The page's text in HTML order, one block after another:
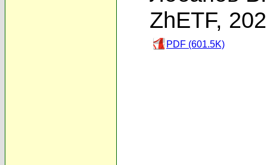
ZhETF,
PDF (601.5K)